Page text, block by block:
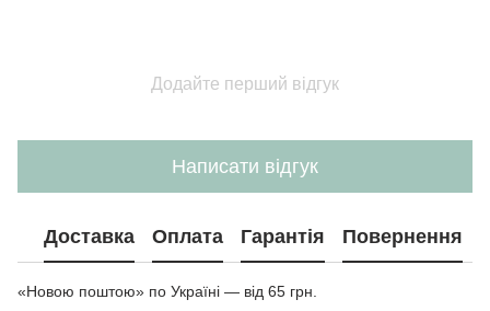
Додайте перший відгук
Написати відгук
Доставка Оплата Гарантія Повернення
«Новою поштою» по Україні — від 65 грн.